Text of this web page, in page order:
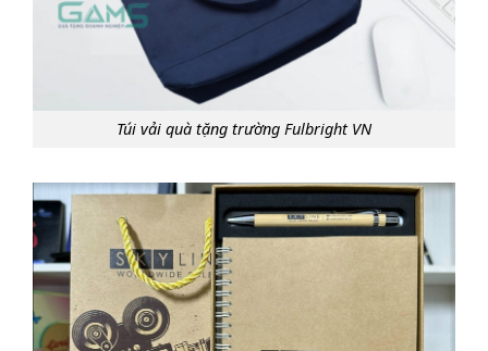
Túi vải quà tặng trường Fulbright VN